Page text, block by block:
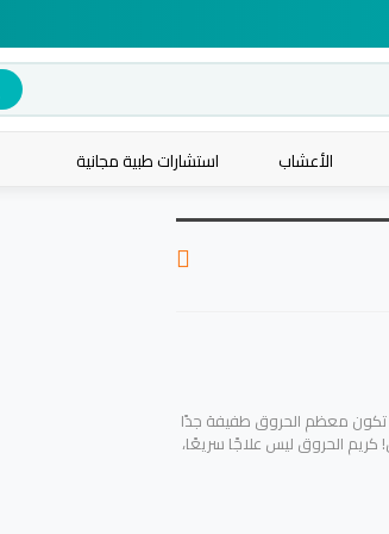
الأعشاب
استشارات طبية مجانية
تكون معظم الحروق طفيفة جدًا
كريم الحروق ليس علاجًا سريعًا،